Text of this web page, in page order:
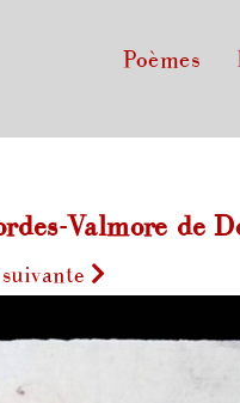
Poèmes
Valmore de